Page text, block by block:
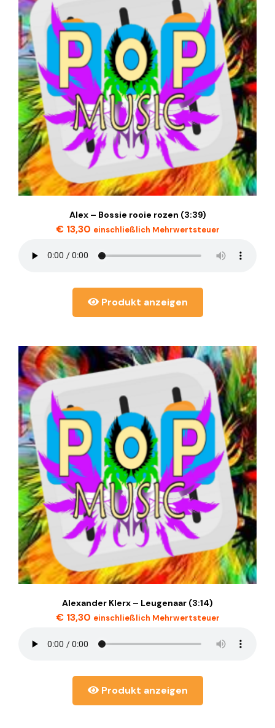
Alex – Bossie rooie rozen (3:39)
€13,30 einschließlich Mehrwertsteuer
Produkt anzeigen
Alexander Klerx – Leugenaar (3:14)
€13,30 einschließlich Mehrwertsteuer
Produkt anzeigen